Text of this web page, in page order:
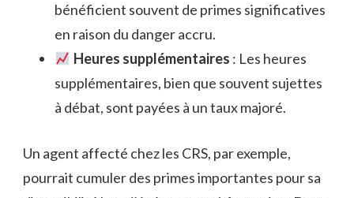
bénéficient souvent de primes significatives
en raison du danger accru.
Heures supplémentaires : Les heures
supplémentaires, bien que souvent sujettes
à débat, sont payées à un taux majoré.
Un agent affecté chez les CRS, par exemple,
pourrait cumuler des primes importantes pour sa